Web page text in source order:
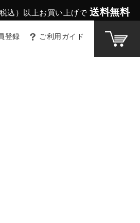
込）以上お買い上げで 送料無料
登録 ご利用ガイド